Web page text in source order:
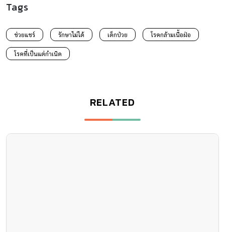
Tags
ช่วยแชร์ รักษาไม่ได้ เด็กป่วย โรคกล้ามเนื้อฝ่อ
โรคที่เป็นแต่กำเนิด
RELATED